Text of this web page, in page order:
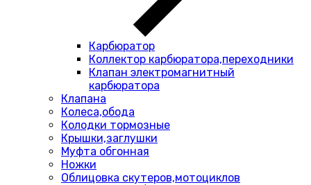
Карбюратор
Коллектор карбюратора,переходники
Клапан электромагнитный
карбюратора
Клапана
Колеса,обода
Колодки тормозные
Крышки,заглушки
Муфта обгонная
Ножки
Облицовка скутеров,мотоциклов